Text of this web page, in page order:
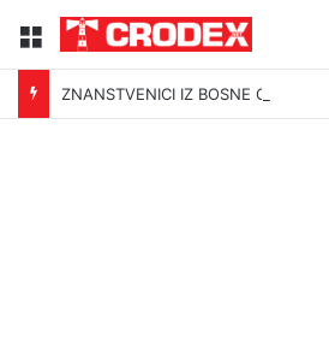
Menu
ZNANSTVENICI IZ BOSNE OTKRILI